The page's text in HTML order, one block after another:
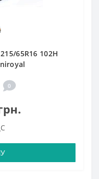
65R16 102H
0